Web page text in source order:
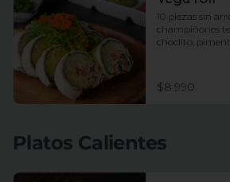
10 piezas sin
champiñones
choclito,
$8.990
Platos Calientes